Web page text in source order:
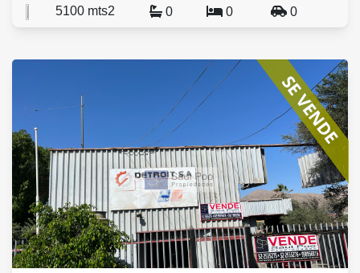
5100 mts2 0 0 0